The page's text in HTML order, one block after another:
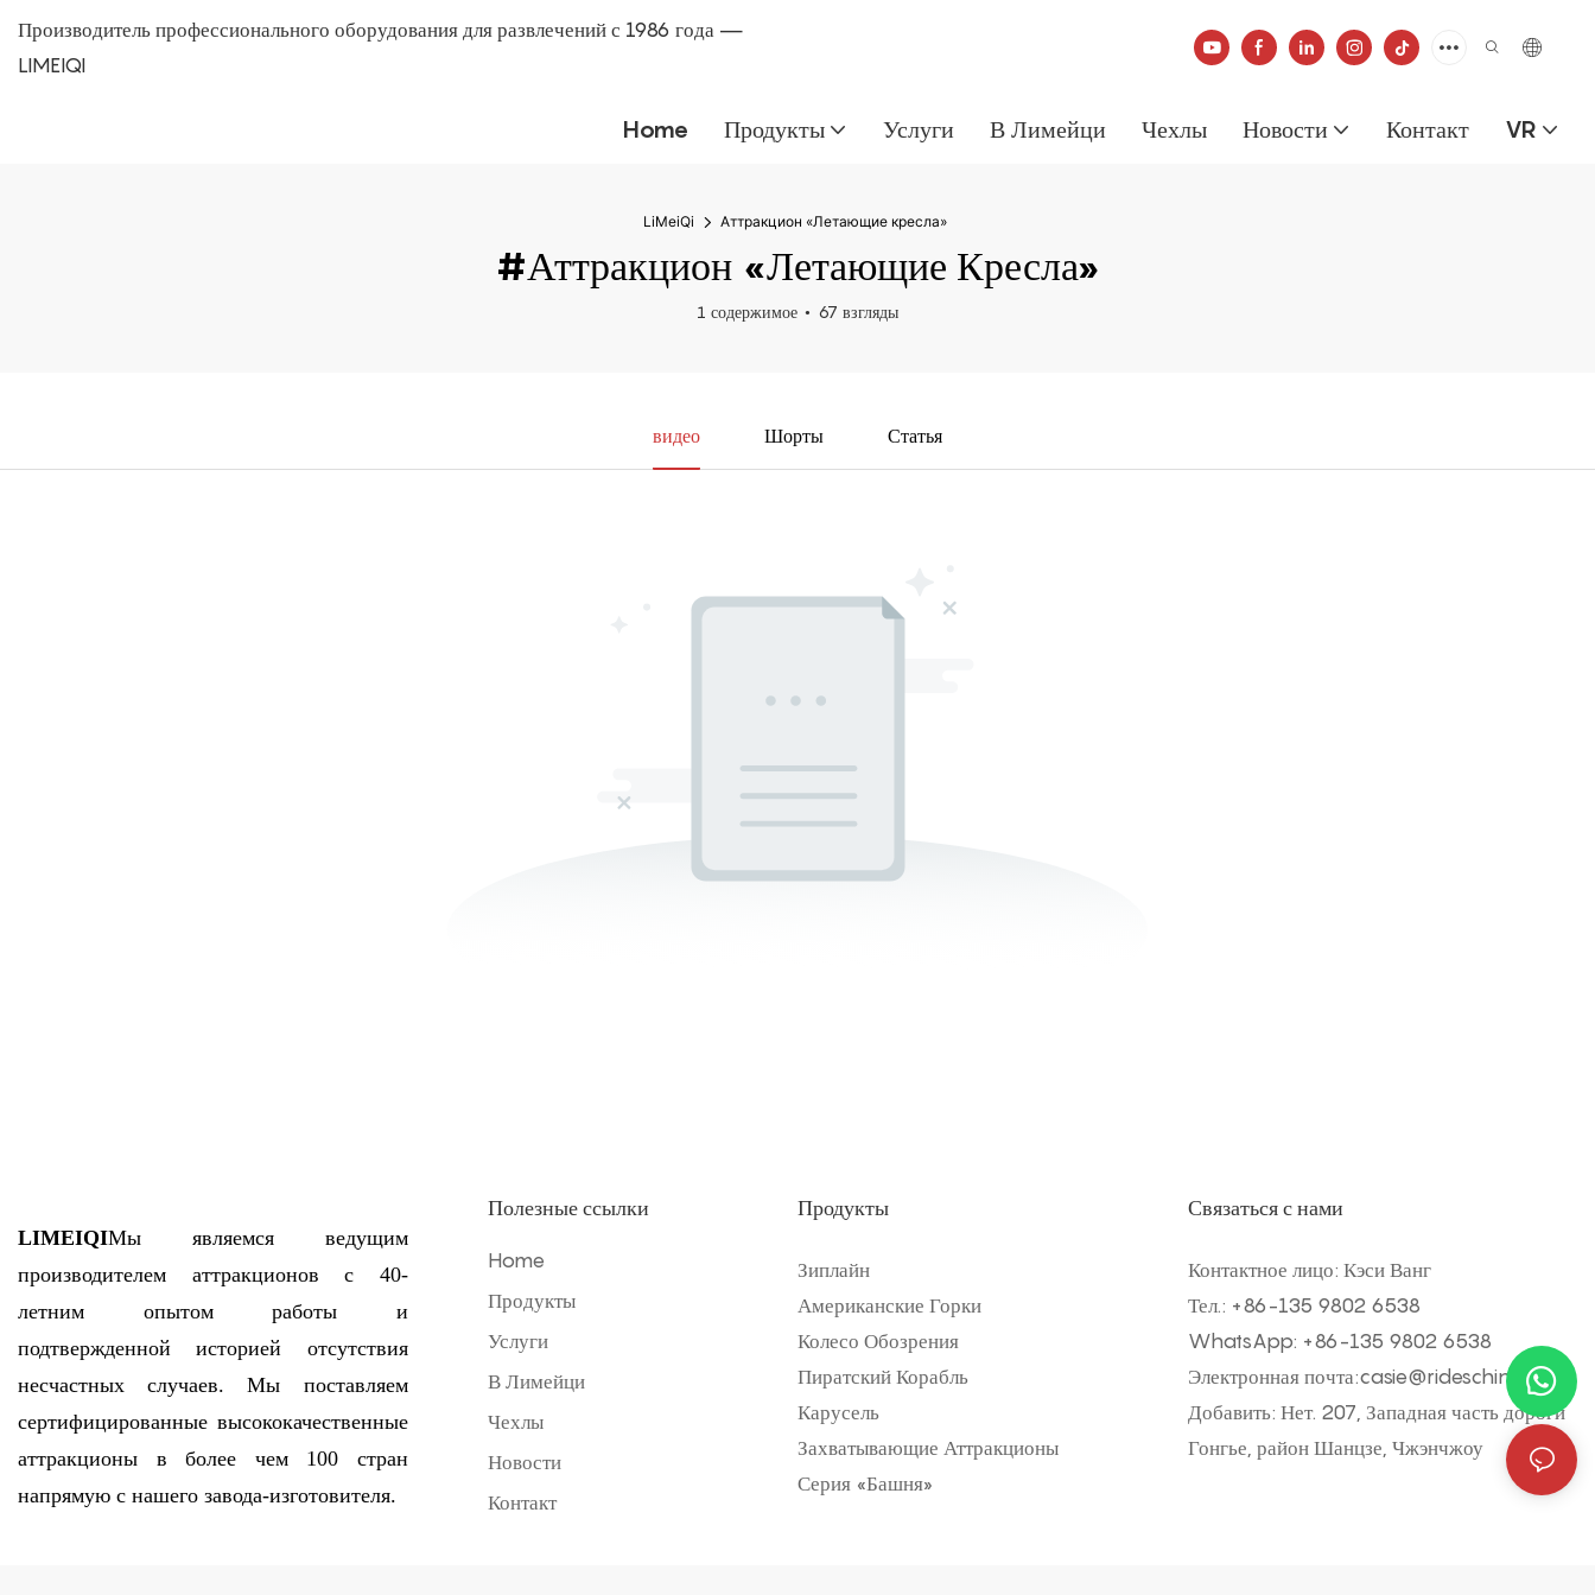
Производитель профессионального оборудования для развлечений с 1986 года —
LIMEIQI
Home Продукты Услуги В Лимейци Чехлы Новости Контакт VR
LiMeiQi Аттракцион «Летающие кресла»
#Аттракцион «Летающие Кресла»
1 содержимое 67 взгляды
видео Шорты Статья
LIMEIQIМы являемся ведущим
производителем аттракционов с 40-
летним опытом работы и
подтвержденной историей отсутствия
несчастных случаев. Мы поставляем
сертифицированные высококачественные
аттракционы в более чем 100 стран
напрямую с нашего завода-изготовителя.
Полезные ссылки
Home
Продукты
Услуги
В Лимейци
Чехлы
Новости
Контакт
Продукты
Зиплайн
Американские Горки
Колесо Обозрения
Пиратский Корабль
Карусель
Захватывающие Аттракционы
Серия «Башня»
Связаться с нами
Контактное лицо: Кэси Ванг
Тел.: +86-135 9802 6538
WhatsApp: +86-135 9802 6538
Электронная почта:casie@rideschina.com
Добавить: Нет. 207, Западная часть дороги
Гонгье, район Шанцзе, Чжэнчжоу